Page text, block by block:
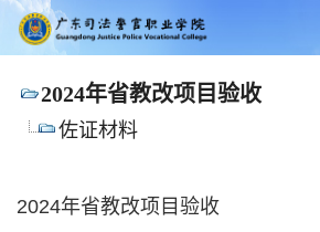
2024年省教改项目验收
佐证材料
2024年省教改项目验收